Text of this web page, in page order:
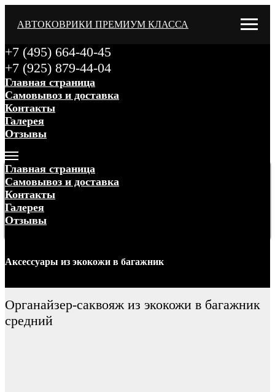
АВТОКОВРИКИ ПРЕМИУМ КЛАССА
+7 (495) 664-40-45
+7 (925) 879-44-04
Главная страница
Самовывоз и доставка
Контакты
Галерея
Отзывы
Главная страница
Самовывоз и доставка
Контакты
Галерея
Отзывы
Аксессуары из экокожи в багажник
Органайзер-саквояж из экокожи в багажник
средний